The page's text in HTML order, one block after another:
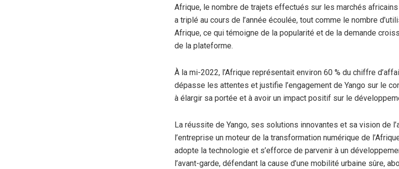
Afrique, le nombre de trajets effectués sur les marchés
a triplé au cours de l’année écoulée, tout comme le nombre
Afrique, ce qui témoigne de la popularité et de la demande
de la plateforme.
À la mi-2022, l’Afrique représentait environ 60 % du chiffre
dépasse les attentes et justifie l’engagement de Yango sur le
à élargir sa portée et à avoir un impact positif sur le
La réussite de Yango, ses solutions innovantes et sa vision de
l’entreprise un moteur de la transformation numérique de
adopte la technologie et s’efforce de parvenir à un
l’avant-garde, défendant la cause d’une mobilité urbaine sûre,